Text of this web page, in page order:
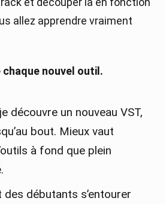
allez apprendre vraiment
nouvel outil.
découvre un nouveau VST,
bout. Mieux vaut
à fond que plein
débutants s’entourer